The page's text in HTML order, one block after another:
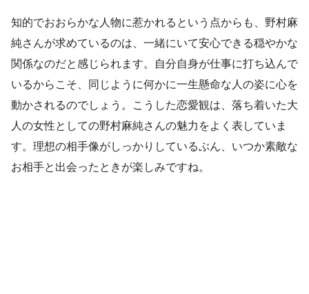
知的でおおらかな人物に惹かれるという点からも、野村麻
純さんが求めているのは、一緒にいて安心できる穏やかな
関係なのだと感じられます。自分自身が仕事に打ち込んで
いるからこそ、同じように何かに一生懸命な人の姿に心を
動かされるのでしょう。こうした恋愛観は、落ち着いた大
人の女性としての野村麻純さんの魅力をよく表していま
す。理想の相手像がしっかりしているぶん、いつか素敵な
お相手と出会ったときが楽しみですね。